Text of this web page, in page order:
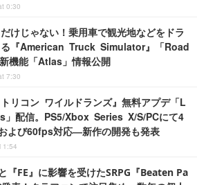
0:30
だけじゃない！乗用車で観光地などをドラ
る『American Truck Simulator』「Road
機能「Atlas」情報公開
7:30
トリコン ワイルドランズ』無料アプデ「L
配信。PS5/Xbox Series X/S/PCにて4
よび60fps対応―新作の開発も発表
1:54
と『FE』に影響を受けたSRPG『Beaten Pa